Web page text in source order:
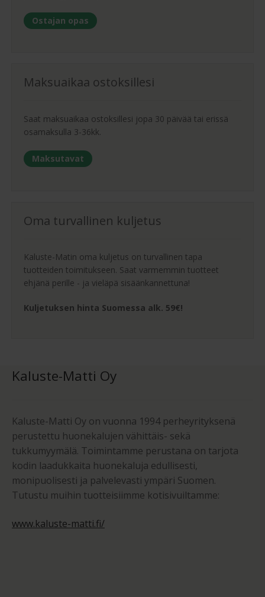
Ostajan opas
Maksuaikaa ostoksillesi
Saat maksuaikaa ostoksillesi jopa 30 päivää tai erissä
osamaksulla 3-36kk.
Maksutavat
Oma turvallinen kuljetus
Kaluste-Matin oma kuljetus on turvallinen tapa
tuotteiden toimitukseen. Saat varmemmin tuotteet
ehjänä perille - ja vieläpä sisäänkannettuna!
Kuljetuksen hinta Suomessa alk. 59€!
Kaluste-Matti Oy
Kaluste-Matti Oy on vuonna 1994 perheyrityksenä
perustettu huonekalujen vähittäis- sekä
tukkumyymälä. Toimintamme perustana on tarjota
kodin laadukkaita huonekaluja edullisesti,
monipuolisesti ja palvelevasti ympäri Suomen.
Tutustu muihin tuotteisiimme kotisivuiltamme:
www.kaluste-matti.fi/